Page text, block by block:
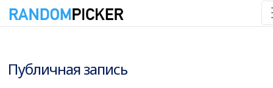
Публичная запись